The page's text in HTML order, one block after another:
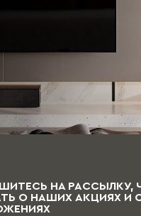
НА РАССЫЛКУ,
О НАШИХ АКЦИЯХ И